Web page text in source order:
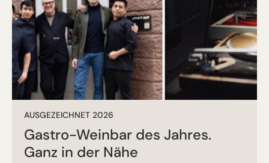
AUSGEZEICHNET 2026
Gastro-Weinbar des Jahres.
Ganz in der Nähe